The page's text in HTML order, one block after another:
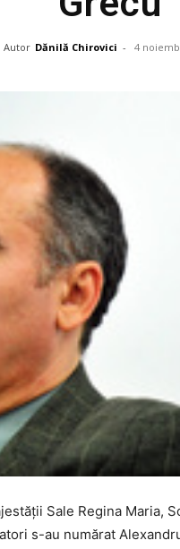
Autor Dănilă Chirovici - 4
Sale Regina Maria,
s-au numărat